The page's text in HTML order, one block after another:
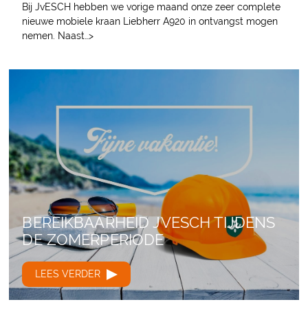
Bij JvESCH hebben we vorige maand onze zeer complete
nieuwe mobiele kraan Liebherr A920 in ontvangst mogen
nemen. Naast…>
BEREIKBAARHEID JVESCH TIJDENS
DE ZOMERPERIODE
LEES VERDER